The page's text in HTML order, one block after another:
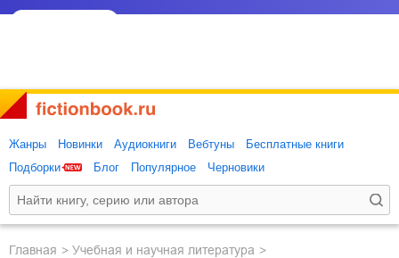
Жанры Новинки Аудиокниги Вебтуны
Бесплатные книги
Подборки
Блог Популярное Черновики
Главная
учебная и научная литература